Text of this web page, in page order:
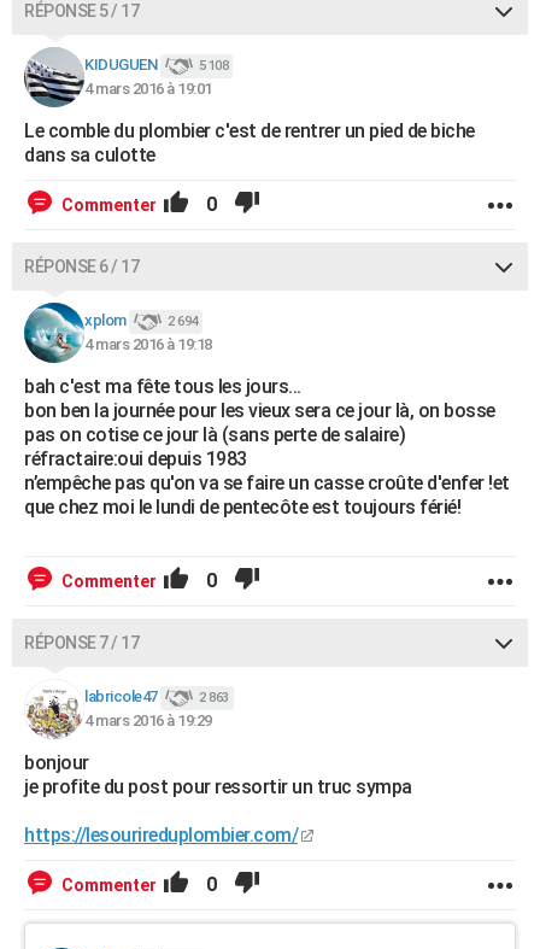
RÉPONSE 5 / 17
KIDUGUEN 5 108
4 mars 2016 à 19:01
Le comble du plombier c'est de rentrer un pied de biche
dans sa culotte
Commenter 0
RÉPONSE 6 / 17
xplom 2 694
4 mars 2016 à 19:18
bah c'est ma fête tous les jours...
bon ben la journée pour les vieux sera ce jour là, on bosse
pas on cotise ce jour là (sans perte de salaire)
réfractaire:oui depuis 1983
n’empêche pas qu'on va se faire un casse croûte d'enfer !et
que chez moi le lundi de pentecôte est toujours férié!
Commenter 0
RÉPONSE 7 / 17
labricole47 2 863
4 mars 2016 à 19:29
bonjour
je profite du post pour ressortir un truc sympa
https://lesourireduplombier.com/
Commenter 0